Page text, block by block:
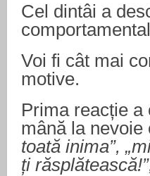
Cel dintâi a
Voi fi cât mai
motive.
Prima reacție
mână la nevoie
toată inima”,
ți